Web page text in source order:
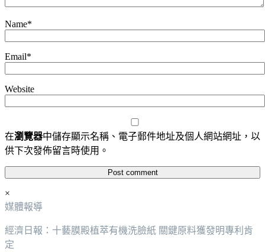
Name*
Email*
Website
在瀏覽器中儲存顯示名稱、電子郵件地址及個人網站網址，以
供下次發佈留言時使用。
×
媒體報導
經濟日報：十藝膜殿植萃有機洗臉紙 關鍵原料獲發明專利肯
定